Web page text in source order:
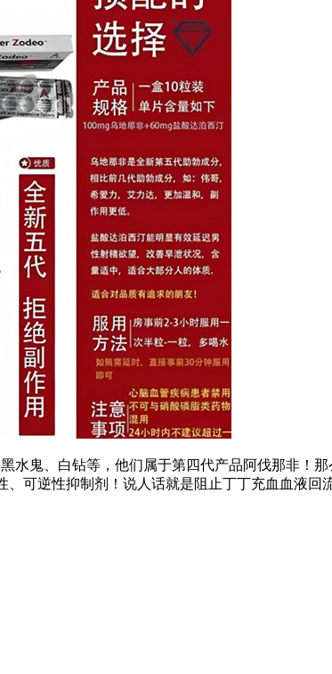
水鬼、白钻等，他们属于第四代产品阿伐那非！
可逆性抑制剂
！说人话就是阻止丁丁充血血液